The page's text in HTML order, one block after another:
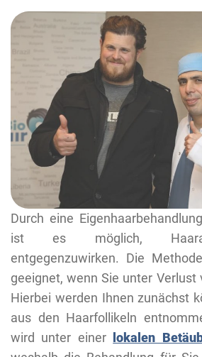
Durch eine
ist es möglich,
entgegenzuwirken. Die
geeignet, wenn Sie unter Verlust
Hierbei werden Ihnen zunächst
aus den Haarfollikeln
wird unter einer
lokalen